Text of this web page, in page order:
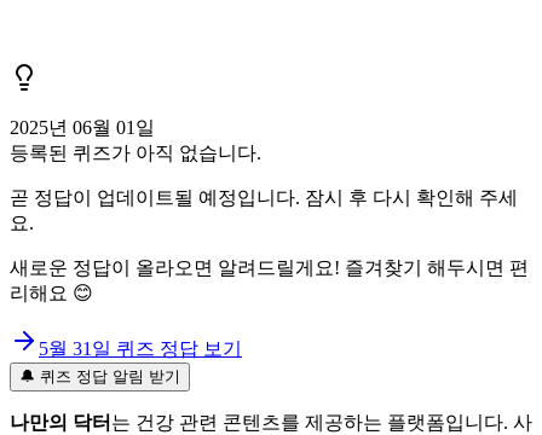
2025년 06월 01일
등록된 퀴즈가 아직 없습니다.
곧 정답이 업데이트될 예정입니다. 잠시 후 다시 확인해 주세
요.
새로운 정답이 올라오면 알려드릴게요! 즐겨찾기 해두시면 편
리해요 😊
5월 31일 퀴즈 정답 보기
🔔 퀴즈 정답 알림 받기
나만의 닥터 는 건강 관련 콘텐츠를 제공하는 플랫폼입니다. 사